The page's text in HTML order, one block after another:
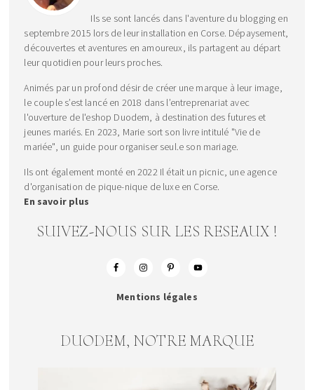
Ils se sont lancés dans l'aventure du blogging en
septembre 2015 lors de leur installation en Corse. Dépaysement,
découvertes et aventures en amoureux, ils partagent au départ
leur quotidien pour leurs proches.
Animés par un profond désir de créer une marque à leur image,
le couple s’est lancé en 2018 dans l’entreprenariat avec
l'ouverture de l'eshop Duodem, à destination des futures et
jeunes mariés. En 2023, Marie sort son livre intitulé "Vie de
mariée", un guide pour organiser seul.e son mariage.
Ils ont également monté en 2022 Il était un picnic, une agence
d'organisation de pique-nique de luxe en Corse.
En savoir plus
SUIVEZ-NOUS SUR LES RESEAUX !
Mentions légales
DUODEM, NOTRE MARQUE